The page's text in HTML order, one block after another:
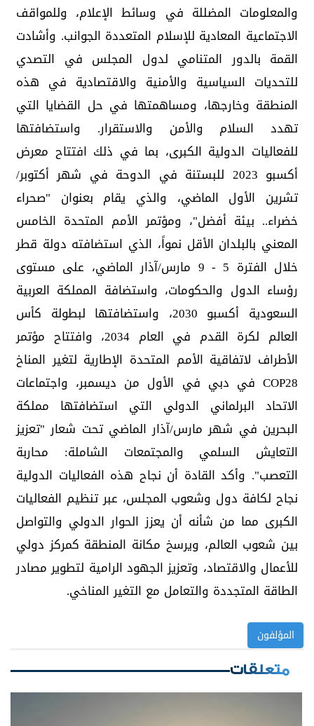
والمعلومات المضللة في وسائط الإعلام، وللمواقف
الاجتماعية المعادية للإسلام المتعددة الجوانب. وأشادت
القمة بالدور المتنامي لدول المجلس في التصدي
للتحديات السياسية والأمنية والاقتصادية في هذه
المنطقة وخارجها، ومساهمتها في حل القضايا التي
تهدد السلام والأمن والاستقرار. واستضافتها
للفعاليات الدولية الكبرى، بما في ذلك افتتاح معرض
أكسبو 2023 للبستنة في الدوحة في شهر أكتوبر/
تشرين الأول الماضي، والذي يقام بعنوان "صحراء
خضراء.. بيئة أفضل"، ومؤتمر الأمم المتحدة الخامس
المعني بالبلدان الأقل نمواً، الذي استضافته دولة قطر
خلال الفترة 5 - 9 مارس/آذار الماضي، على مستوى
رؤساء الدول والحكومات، واستضافة المملكة العربية
السعودية أكسبو 2030، واستضافتها لبطولة كأس
العالم لكرة القدم في العام 2034، وافتتاح مؤتمر
الأطراف لاتفاقية الأمم المتحدة الإطارية لتغير المناخ
COP28 في دبي في الأول من ديسمبر، واجتماعات
الاتحاد البرلماني الدولي التي استضافتها مملكة
البحرين في شهر مارس/آذار الماضي تحت شعار "تعزيز
التعايش السلمي والمجتمعات الشاملة: محاربة
التعصب". وأكد القادة أن نجاح هذه الفعاليات الدولية
نجاح لكافة دول وشعوب المجلس، عبر تنظيم الفعاليات
الكبرى مما من شأنه أن يعزز الحوار الدولي والتواصل
بين شعوب العالم، ويرسخ مكانة المنطقة كمركز دولي
للأعمال والاقتصاد، وتعزيز الجهود الرامية لتطوير مصادر
الطاقة المتجددة والتعامل مع التغير المناخي.
المؤلفون
متعلقات